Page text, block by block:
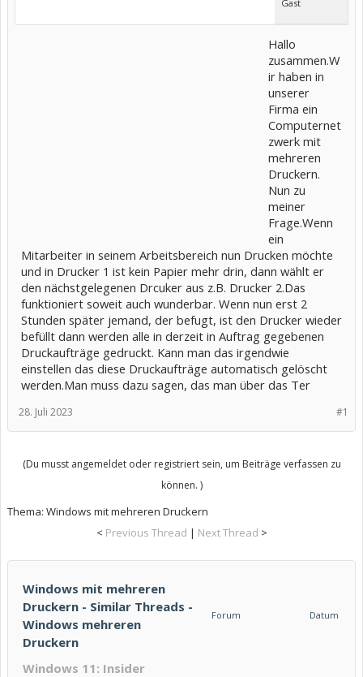
Gast
Hallo
zusammen.W
ir haben in
unserer
Firma ein
Computernet
zwerk mit
mehreren
Druckern.
Nun zu
meiner
Frage.Wenn
ein
Mitarbeiter in seinem Arbeitsbereich nun Drucken möchte
und in Drucker 1 ist kein Papier mehr drin, dann wählt er
den nächstgelegenen Drcuker aus z.B. Drucker 2.Das
funktioniert soweit auch wunderbar. Wenn nun erst 2
Stunden später jemand, der befugt, ist den Drucker wieder
befüllt dann werden alle in derzeit in Auftrag gegebenen
Druckaufträge gedruckt. Kann man das irgendwie
einstellen das diese Druckaufträge automatisch gelöscht
werden.Man muss dazu sagen, das man über das Ter
#1
28. Juli 2023
(Du musst angemeldet oder registriert sein, um Beiträge verfassen zu
können. )
Thema: Windows mit mehreren Druckern
< Previous Thread | Next Thread >
Windows mit mehreren
Druckern - Similar Threads -
Windows mehreren
Druckern
Forum Datum
Windows 11: Insider